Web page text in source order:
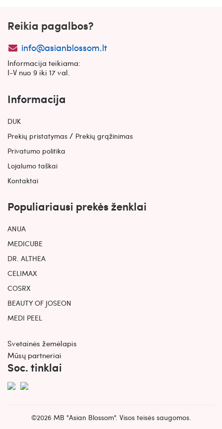
Reikia pagalbos?
info@asianblossom.lt
Informacija teikiama:
I-V nuo 9 iki 17 val.
Informacija
DUK
Prekių pristatymas / Prekių grąžinimas
Privatumo politika
Lojalumo taškai
Kontaktai
Populiariausi prekės ženklai
ANUA
MEDICUBE
DR. ALTHEA
CELIMAX
COSRX
BEAUTY OF JOSEON
MEDI PEEL
Svetainės žemėlapis
Mūsų partneriai
Soc. tinklai
©2026 MB "Asian Blossom". Visos teisės saugomos.